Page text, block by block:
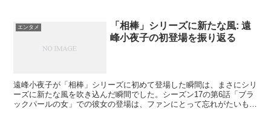
ます。
エンタメ
「相棒」シリーズに新たな風: 遠
峰小夜子の初登場を振り返る
遠峰小夜子が「相棒」シリーズに初めて登場した瞬間は、まさにシリ
ーズに新たな風を吹き込んだ瞬間でした。シーズン17の第6話「ブラ
ックパールの女」での彼女の登場は、ファンにとって忘れがたいもの